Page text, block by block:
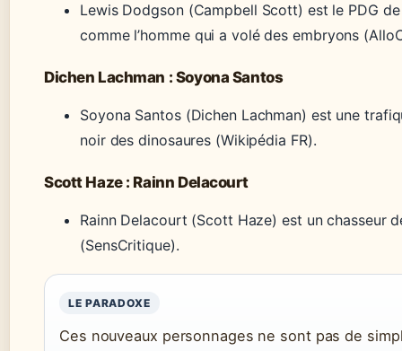
Lewis Dodgson (Campbell Scott) est le PDG
comme l’homme qui a volé des embryons
Dichen Lachman : Soyona Santos
Soyona Santos (Dichen Lachman) est une
noir des dinosaures (Wikipédia FR).
Scott Haze : Rainn Delacourt
Rainn Delacourt (Scott Haze) est un chasseur
(SensCritique).
LE PARADOXE
Ces nouveaux personnages ne sont pas de